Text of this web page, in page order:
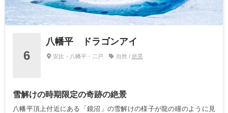
6
八幡平 ドラゴンアイ
安比・八幡平・二戸 自然 / 絶景
雪解けの時期限定の奇跡の絶景
八幡平頂上付近にある「鏡沼」の雪解けの様子が龍の瞳のように見